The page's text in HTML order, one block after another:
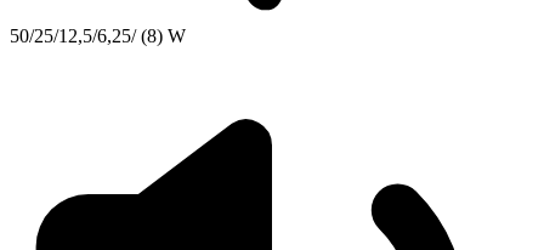
50/25/12,5/6,25/ (8) W